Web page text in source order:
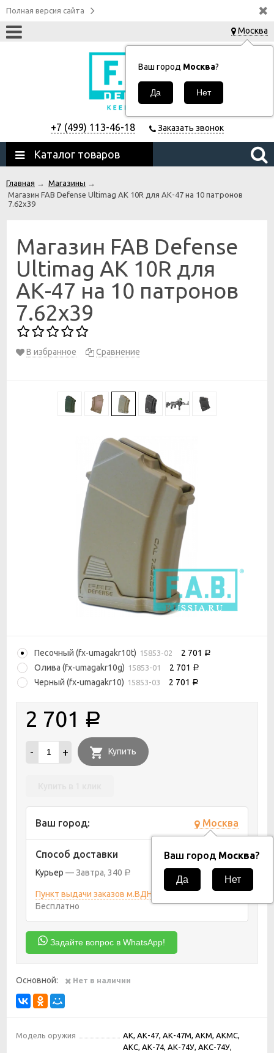
Полная версия сайта
Москва
Ваш город Москва?
+7 (499) 113-46-18 Заказать звонок
Каталог товаров
Главная → Магазины →
Магазин FAB Defense Ultimag AK 10R для АК-47 на 10 патронов
7.62x39
Магазин FAB Defense
Ultimag AK 10R для
АК-47 на 10 патронов
7.62x39
В избранное Сравнение
Песочный (fx-umagakr10t) 15853-02 2 701 Р
Олива (fx-umagakr10g) 15853-01 2 701 Р
Черный (fx-umagakr10) 15853-03 2 701 Р
2 701 Р
- + Купить
Ваш город: Москва
Ваш город Москва?
Способ доставки
Курьер Завтра 340 Р
Пункт выдачи заказов м.ВДНХ
10 августа 2026
Бесплатно
Задайте вопрос в WhatsApp!
Основной: Нет в наличии
Модель оружия
АК, АК-47, АК-47М, АКМ, АКМС,
АКС, АК-74, АК-74У, АКС-74У,